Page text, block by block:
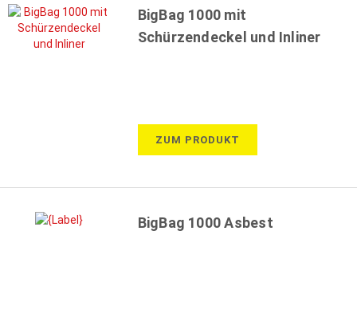
BigBag 1000 mit
Schürzendeckel und Inliner
ZUM PRODUKT
BigBag 1000 Asbest